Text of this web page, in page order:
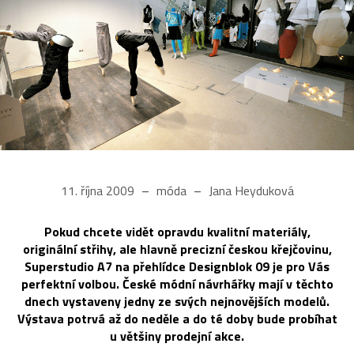
11. října 2009 móda Jana Heyduková
Pokud chcete vidět opravdu kvalitní materiály,
originální střihy, ale hlavně precizní českou křejčovinu,
Superstudio A7 na přehlídce Designblok 09 je pro Vás
perfektní volbou. České módní návrhářky mají v těchto
dnech vystaveny jedny ze svých nejnovějších modelů.
Výstava potrvá až do neděle a do té doby bude probíhat
u většiny prodejní akce.